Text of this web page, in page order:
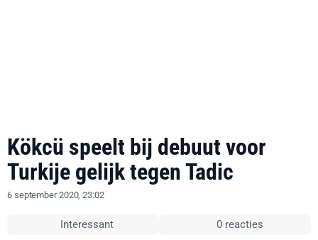
Kökcü speelt bij debuut voor
Turkije gelijk tegen Tadic
6 september 2020, 23:02
Interessant 0 reacties